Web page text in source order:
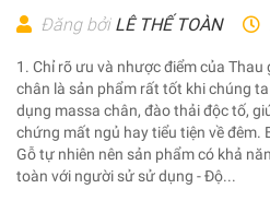
Đăng bởi LÊ THẾ TOÀN
1. Chỉ rõ ưu và nhược điểm của
chân là sản phẩm rất tốt khi chúng
dụng massa chân, đào thải độc tố,
chứng mất ngủ hay tiểu tiện về đêm.
Gỗ tự nhiên nên sản phẩm có khả
toàn với người sử sử dụng - Độ...